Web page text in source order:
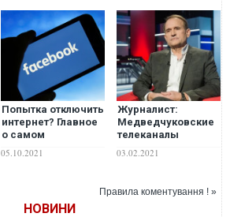
Попытка отключить
интернет? Главное
о самом
в работе Facebook
05.10.2021
Журналист:
Медведчуковские
телеканалы
работу в интернете
03.02.2021
Правила коментування ! »
НОВИНИ